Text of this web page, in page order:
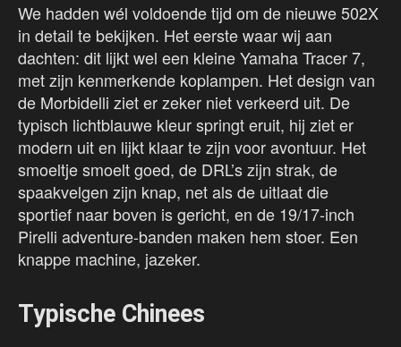
We hadden wél voldoende tijd om de nieuwe 502X
in detail te bekijken. Het eerste waar wij aan
dachten: dit lijkt wel een kleine Yamaha Tracer 7,
met zijn kenmerkende koplampen. Het design van
de Morbidelli ziet er zeker niet verkeerd uit. De
typisch lichtblauwe kleur springt eruit, hij ziet er
modern uit en lijkt klaar te zijn voor avontuur. Het
smoeltje smoelt goed, de DRL’s zijn strak, de
spaakvelgen zijn knap, net als de uitlaat die
sportief naar boven is gericht, en de 19/17-inch
Pirelli adventure-banden maken hem stoer. Een
knappe machine, jazeker.
Typische Chinees